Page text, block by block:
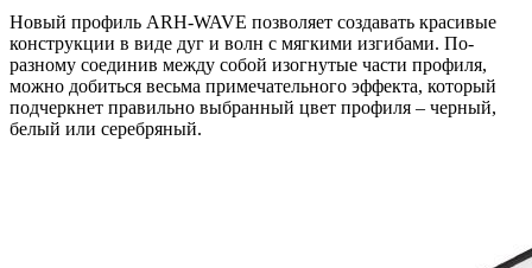
Новый профиль ARH-WAVE позволяет создавать красивые
конструкции в виде дуг и волн с мягкими изгибами. По-
разному соединив между собой изогнутые части профиля,
можно добиться весьма примечательного эффекта, который
подчеркнет правильно выбранный цвет профиля – черный,
белый или серебряный.